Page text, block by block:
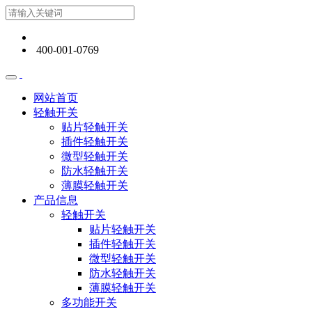
400-001-0769
网站首页
轻触开关
贴片轻触开关
插件轻触开关
微型轻触开关
防水轻触开关
薄膜轻触开关
产品信息
轻触开关
贴片轻触开关
插件轻触开关
微型轻触开关
防水轻触开关
薄膜轻触开关
多功能开关